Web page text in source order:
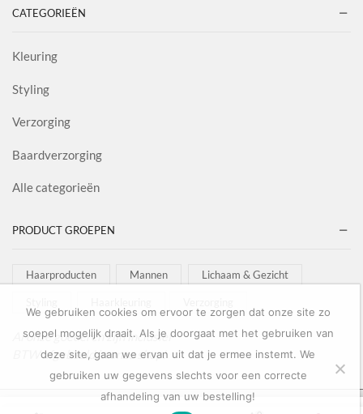
CATEGORIEËN
Kleuring
Styling
Verzorging
Baardverzorging
Alle categorieën
PRODUCT GROEPEN
Haarproducten Mannen Lichaam & Gezicht
Al onze goederen zijn inclusief
BTW afgebeeld in onze shop!
Copyright © 2022Salon Goederen
We gebruiken cookies om ervoor te zorgen dat onze site zo
soepel mogelijk draait. Als je doorgaat met het gebruiken van
deze site, gaan we ervan uit dat je ermee instemt. We
gebruiken uw gegevens slechts voor een correcte
afhandeling van uw bestelling!